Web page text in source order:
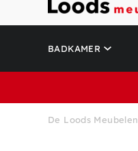
BADKAMER
De Loods Meubelen